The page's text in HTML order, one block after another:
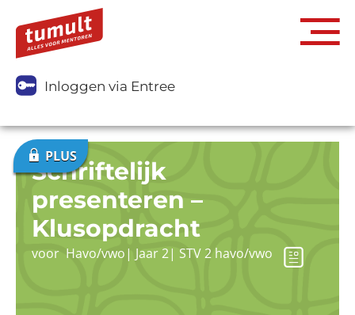
Inloggen via Entree
Schriftelijk
presenteren –
Klusopdracht
voor Havo/vwo| Jaar 2| STV 2 havo/vwo